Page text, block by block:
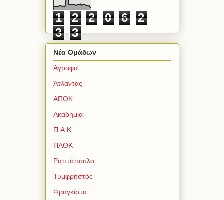
1 2 2 0 6
2
3
3
Νέα Ομάδων
Άγραφα
Άτλαντας
ΑΠΟΚ
Ακαδημία
Π.Α.Κ.
ΠΑΟΚ
Ραπτόπουλο
Τυμφρηστός
Φραγκίστα